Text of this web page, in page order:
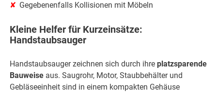
Gegebenenfalls Kollisionen mit Möbeln
Kleine Helfer für Kurzeinsätze:
Handstaubsauger
Handstaubsauger zeichnen sich durch ihre platzsparende
Bauweise aus. Saugrohr, Motor, Staubbehälter und
Gebläseeinheit sind in einem kompakten Gehäuse